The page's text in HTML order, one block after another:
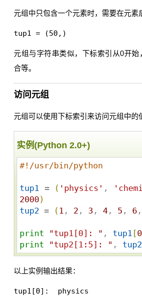
元组中只包含一个元素时，需要在元素
tup1 = (50,)
元组与字符串类似，下标索引从0开始
合等。
访问元组
元组可以使用下标索引来访问元组中的
实例(Python 2.0+)
#!/usr/bin/python
tup1 = ( ' physics ' , '
2000)
tup2 = ( 1 , 2 , 3 , 4 , 5 , 6 ,
print "tup1[0]: " , tup1 [0
print
"tup2[1:5]: " , tup2
以上实例输出结果：
tup1[0]:  physics